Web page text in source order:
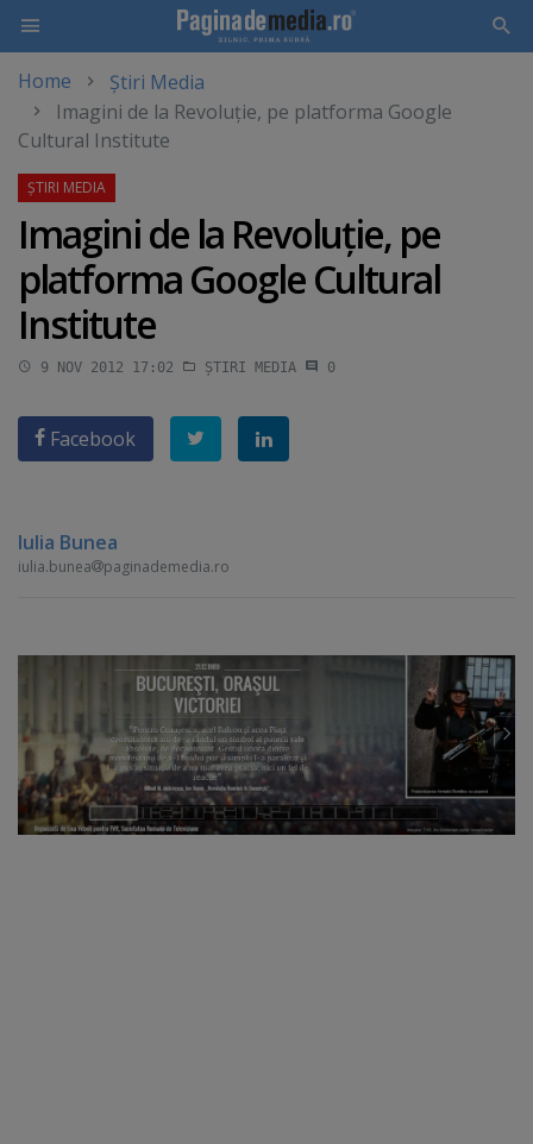
main
content
Home
Știri Media
Imagini de la Revoluţie, pe platforma Google
Cultural Institute
Imagini de la Revoluţie, pe
platforma Google Cultural
Institute
9 NOV 2012 17:02 ȘTIRI MEDIA 0
Facebook
Iulia Bunea
iulia.bunea paginademedia.ro